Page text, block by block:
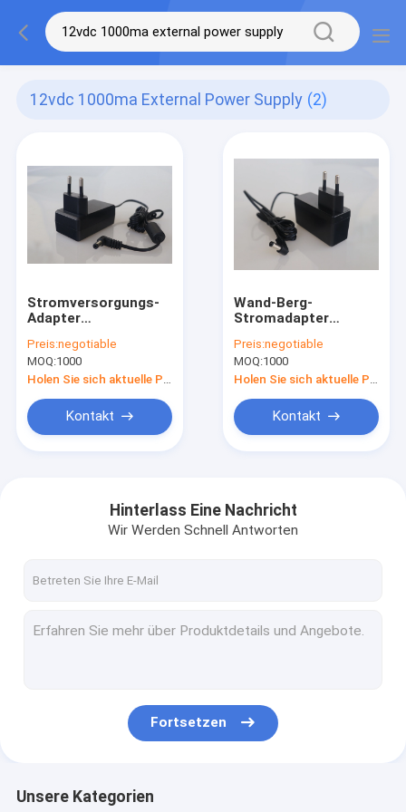
12vdc 1000ma External Power Supply (2)
Stromversorgungs-
Adapter
1000mA LED zu
Zustimmung DCs
EN61347
Preis:negotiable
MOQ:1000
Kontakt
Wand-Berg-
Stromadapter
Ertrag-12VDC
1000mA 12W zu DC
Preis:negotiable
MOQ:1000
Kontakt
Hinterlass Eine Nachricht
Wir Werden Schnell Antworten
Fortsetzen
Unsere Kategorien